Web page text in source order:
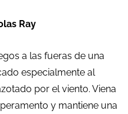
Ray
a las fueras de una
especialmente al
por el viento. Viena
y mantiene una